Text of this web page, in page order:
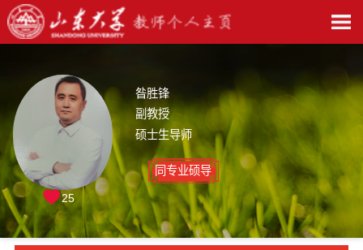
昝胜锋
副教授
硕士生导师
同专业硕导
25